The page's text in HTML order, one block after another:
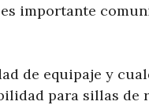
importante
de equipaje y
para sillas de